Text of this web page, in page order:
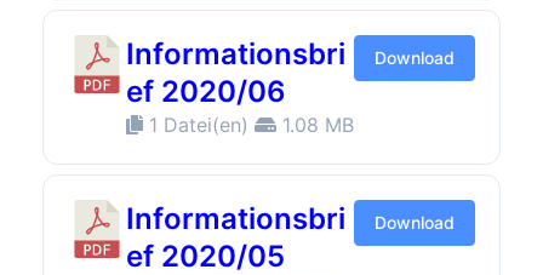
Informationsbri
ef 2020/06
1 Datei(en) 1.08 MB
Download
Informationsbri
ef 2020/05
Download